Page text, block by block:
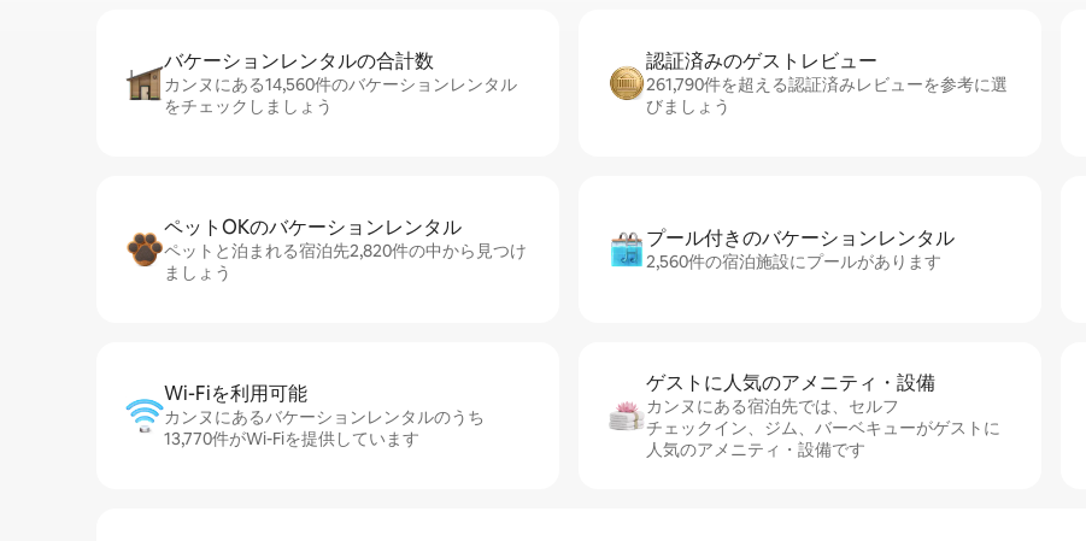
バケーションレ⁠ン⁠タ⁠ル⁠の合⁠計⁠数
カンヌにある14,560件のバケーションレンタル
をチェックしましょう
認証済みのゲ⁠ス⁠ト⁠レ⁠ビ⁠ュ⁠ー
261,790件を超える認証済みレビューを参考に選
びましょう
ペットOKのバ⁠ケ⁠ー⁠シ⁠ョ⁠ンレ⁠ン⁠タ⁠ル
ペットと泊まれる宿泊先2,820件の中から見つけ
ましょう
プール付きのバ⁠ケ⁠ー⁠シ⁠ョ⁠ンレ⁠ン⁠タ⁠ル
2,560件の宿泊施設にプールがあります
Wi-Fiを利⁠用⁠可⁠能
カンヌにあるバケーションレンタルのうち
13,770件がWi-Fiを提供しています
ゲストに人⁠気⁠のア⁠メ⁠ニ⁠テ⁠ィ・設⁠備
カンヌにある宿泊先では、セ⁠ル⁠フ
チ⁠ェ⁠ッ⁠ク⁠イ⁠ン、ジム、バーベキューがゲストに
人気のアメニティ・設備です